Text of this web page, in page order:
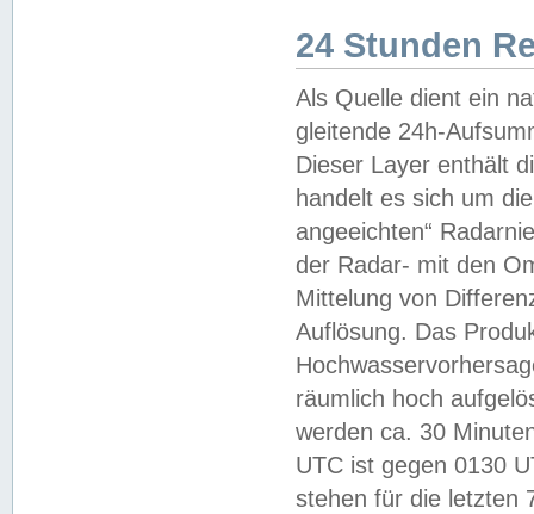
24 Stunden
Als Quelle dient ein
gleitende 24h-
Dieser Layer enthält
handelt es sich um
angeeichten“
der Radar- mit den
Mittelung von
Auflösung. Das
räumlich hoch
werden ca. 30
UTC ist gegen 0130
stehen für die letzten